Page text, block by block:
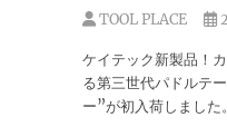
TOOL PLACE
ケイテック新製品！
る第三世代パドルテ
ー”が初入荷しました。